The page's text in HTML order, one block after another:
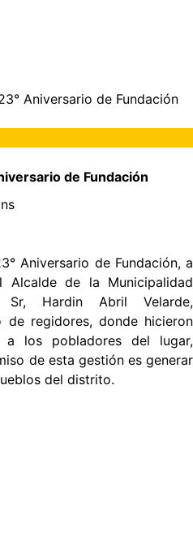
Aniversario de Fundación
de Fundación
Aniversario de Fundación, a
Alcalde de la Municipalidad
Sr, Hardin Abril Velarde,
de regidores, donde hicieron
los pobladores del lugar,
de esta gestión es generar
del distrito.